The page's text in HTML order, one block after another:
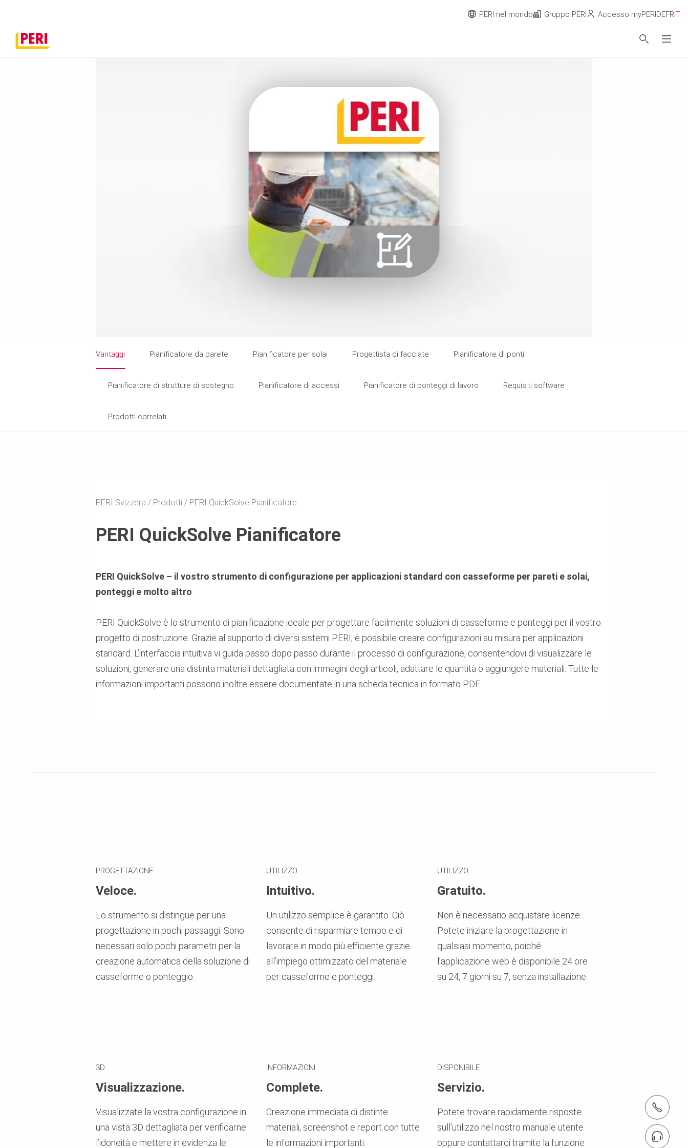
tel.: '+49 (0)7309.950-9915
Vantaggi Pianificatore da parete Pianificatore per solai Progettista di facciate Pianificatore di ponti
Pianificatore di strutture di sostegno Pianificatore di accessi Pianificatore di ponteggi di lavoro Requisiti software
Prodotti correlati
PERI Svizzera Prodotti PERI QuickSolve Pianificatore
PERI QuickSolve Pianificatore
PERI QuickSolve – il vostro strumento di configurazione per applicazioni standard con casseforme per pareti e solai,
ponteggi e molto altro
PERI QuickSolve è lo strumento di pianificazione ideale per progettare facilmente soluzioni di casseforme e ponteggi per il vostro
progetto di costruzione. Grazie al supporto di diversi sistemi PERI, è possibile creare configurazioni su misura per applicazioni
standard. L’interfaccia intuitiva vi guida passo dopo passo durante il processo di configurazione, consentendovi di visualizzare le
soluzioni, generare una distinta materiali dettagliata con immagini degli articoli, adattare le quantità o aggiungere materiali. Tutte le
informazioni importanti possono inoltre essere documentate in una scheda tecnica in formato PDF.
PROGETTAZIONE
Veloce.
Lo strumento si distingue per una
progettazione in pochi passaggi. Sono
necessari solo pochi parametri per la
creazione automatica della soluzione di
casseforme o ponteggio.
UTILIZZO
Intuitivo.
Un utilizzo semplice è garantito. Ciò
consente di risparmiare tempo e di
lavorare in modo più efficiente grazie
all’impiego ottimizzato del materiale
per casseforme e ponteggi.
UTILIZZO
Gratuito.
Non è necessario acquistare licenze.
Potete iniziare la progettazione in
qualsiasi momento, poiché
l’applicazione web è disponibile 24 ore
su 24, 7 giorni su 7, senza installazione.
3D
Visualizzazione.
Visualizzate la vostra configurazione in
una vista 3D dettagliata per verificarne
l’idoneità e mettere in evidenza le
INFORMAZIONI
Complete.
Creazione immediata di distinte
materiali, screenshot e report con tutte
le informazioni importanti.
DISPONIBILE
Servizio.
Potete trovare rapidamente risposte
sull’utilizzo nel nostro manuale utente
oppure contattarci tramite la funzione
PERI nel mondo Gruppo PERI Accesso myPERIDEFRIT